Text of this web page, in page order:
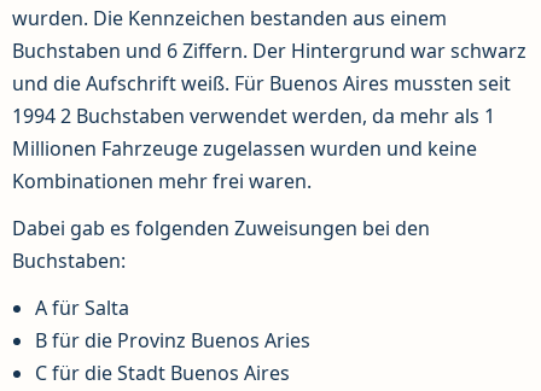
wurden. Die Kennzeichen bestanden aus einem
Buchstaben und 6 Ziffern. Der Hintergrund war schwarz
und die Aufschrift weiß. Für Buenos Aires mussten seit
1994 2 Buchstaben verwendet werden, da mehr als 1
Millionen Fahrzeuge zugelassen wurden und keine
Kombinationen mehr frei waren.
Dabei gab es folgenden Zuweisungen bei den
Buchstaben:
A für Salta
B für die Provinz Buenos Aries
C für die Stadt Buenos Aires